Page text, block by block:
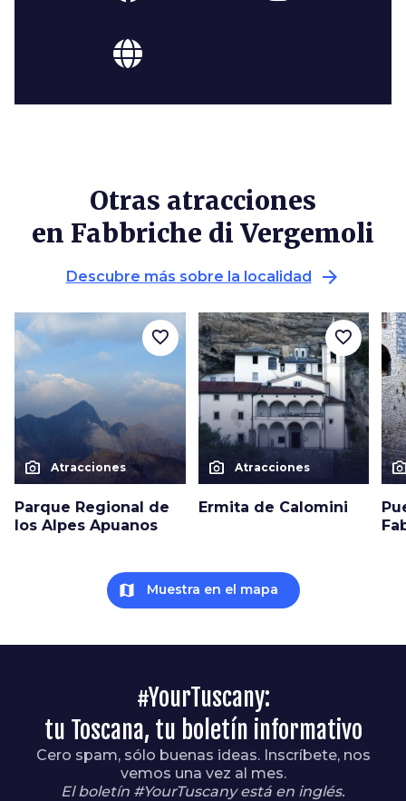
Otras atracciones
en Fabbriche di Vergemoli
Descubre más sobre la localidad arrow_forward
photo_camera Atracciones
Parque Regional de
los Alpes Apuanos
favorite_border
photo_camera Atracciones
Ermita de Calomini
favorite_border
map Muestra en el mapa
#YourTuscany:
tu Toscana, tu boletín informativo
Cero spam, sólo buenas ideas. Inscríbete, nos
vemos una vez al mes.
El boletín #YourTuscany está en inglés.